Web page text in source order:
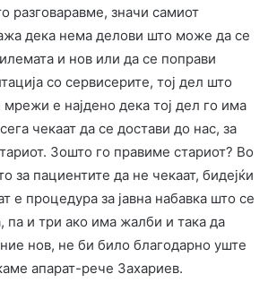
разговаравме, значи самиот
дека нема делови што може да се
и нов или да се поправи
со сервисерите, тој дел што
е најдено дека тој дел го има
чекаат да се достави до нас, за
Зошто го правиме стариот? Во
за пациентите да не чекаат, бидејќи
е процедура за јавна набавка што се
па и три ако има жалби и така да
нов, не би било благодарно уште
апарат-рече Захариев.